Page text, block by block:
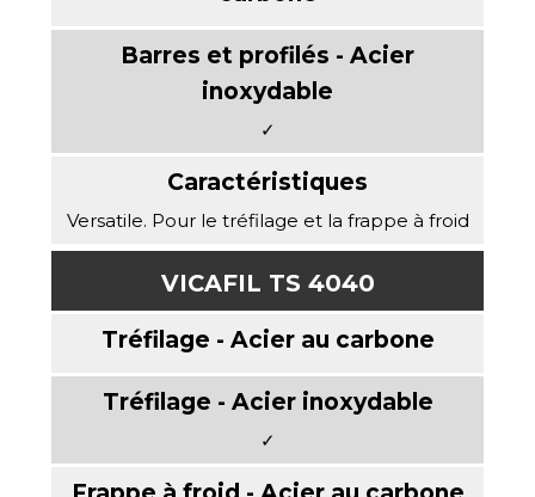
✓
Versatile. Pour le tréfilage et la frappe à froid
VICAFIL TS 4040
✓